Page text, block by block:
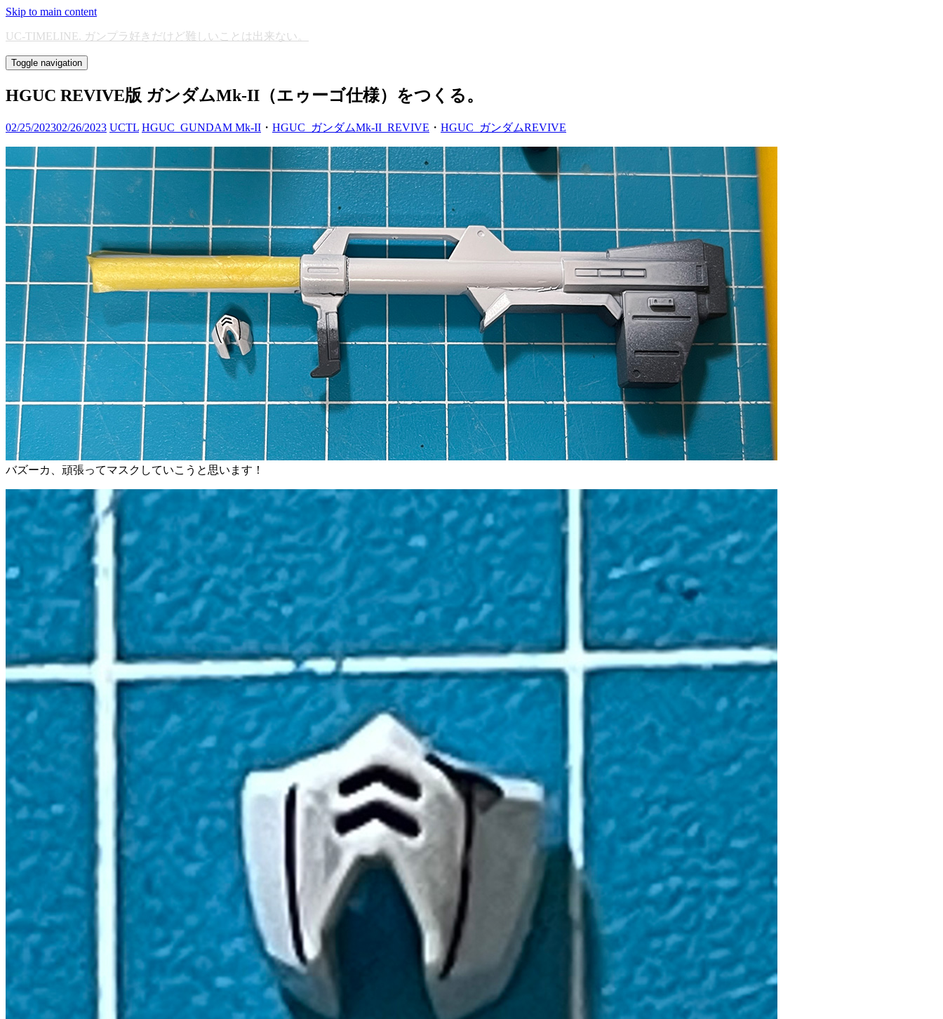
Skip to main content
UC-TIMELINE. ガンプラ好きだけど難しいことは出来ない。
Toggle navigation
HGUC REVIVE版 ガンダムMk-II（エゥーゴ仕様）をつくる。
02/25/202302/26/2023 UCTL HGUC_GUNDAM Mk-II ・ HGUC_ガンダムMk-II_REVIVE ・ HGUC_ガンダムREVIVE
バズーカ、頑張ってマスクしていこうと思います！